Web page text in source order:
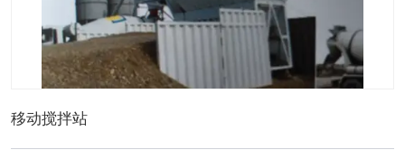
移动搅拌站